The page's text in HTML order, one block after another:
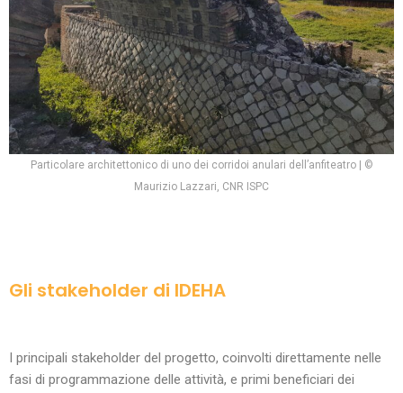
Particolare architettonico di uno dei corridoi anulari dell’anfiteatro | ©
Maurizio Lazzari, CNR ISPC
Gli stakeholder di IDEHA
I principali stakeholder del progetto, coinvolti direttamente nelle
fasi di programmazione delle attività, e primi beneficiari dei